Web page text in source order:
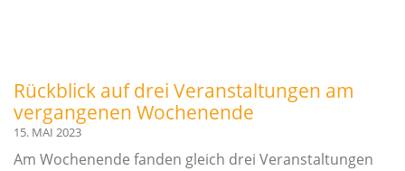
Rückblick auf drei Veranstaltungen am
vergangenen Wochenende
15. MAI 2023
Am Wochenende fanden gleich drei Veranstaltungen